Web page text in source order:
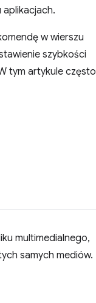
w wierszu
szybkości
tym artykule często
multimedialnego,
samych mediów.